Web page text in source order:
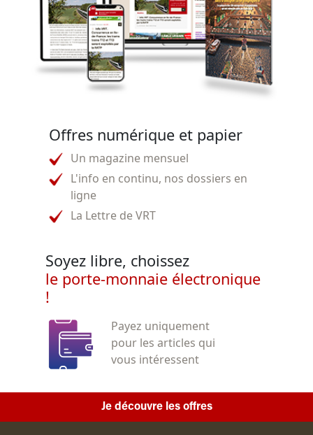
Offres numérique et papier
Un magazine mensuel
L'info en continu, nos dossiers en
ligne
La Lettre de VRT
Soyez libre, choissez
le porte-monnaie électronique
!
Payez uniquement
pour les articles qui
vous intéressent
Je découvre les offres